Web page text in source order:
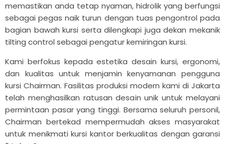
memastikan anda tetap nyaman, hidrolik yang berfungsi
sebagai pegas naik turun dengan tuas pengontrol pada
bagian bawah kursi serta dilengkapi juga dekan mekanik
tilting control sebagai pengatur kemiringan kursi.
Kami berfokus kepada estetika desain kursi, ergonomi,
dan kualitas untuk menjamin kenyamanan pengguna
kursi Chairman. Fasilitas produksi modern kami di Jakarta
telah menghasilkan ratusan desain unik untuk melayani
permintaan pasar yang tinggi. Bersama seluruh personil,
Chairman bertekad mempermudah akses masyarakat
untuk menikmati kursi kantor berkualitas dengan garansi